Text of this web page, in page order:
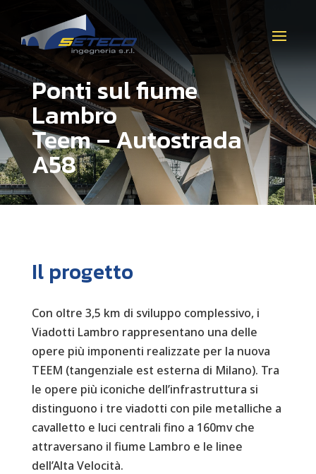
Ponti sul fiume
Lambro
Teem – Autostrada
A58
Il progetto
Con oltre 3,5 km di sviluppo complessivo, i
Viadotti Lambro rappresentano una delle
opere più imponenti realizzate per la nuova
TEEM (tangenziale est esterna di Milano). Tra
le opere più iconiche dell’infrastruttura si
distinguono i tre viadotti con pile metalliche a
cavalletto e luci centrali fino a 160mv che
attraversano il fiume Lambro e le linee
dell’Alta Velocità.